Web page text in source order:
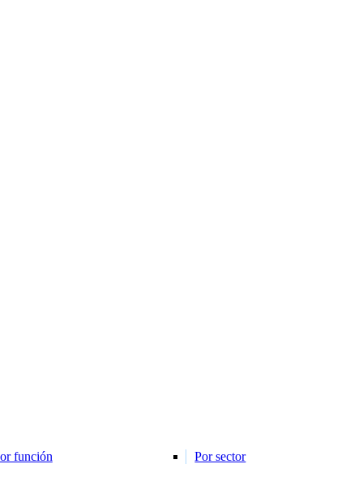
función Por sector